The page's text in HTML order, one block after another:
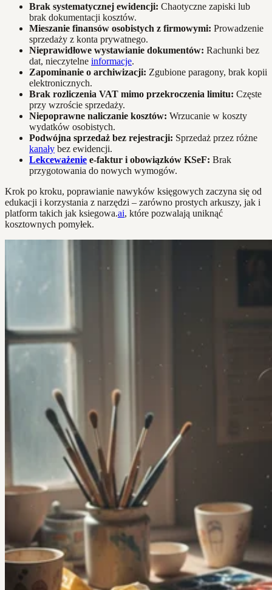
Brak systematycznej ewidencji: Chaotyczne zapiski lub
brak dokumentacji kosztów.
Mieszanie finansów osobistych z firmowymi: Prowadzenie
sprzedaży z konta prywatnego.
Nieprawidłowe wystawianie dokumentów: Rachunki bez
dat, nieczytelne informacje.
Zapominanie o archiwizacji: Zgubione paragony, brak kopii
elektronicznych.
Brak rozliczenia VAT mimo przekroczenia limitu: Częste
przy wzroście sprzedaży.
Niepoprawne naliczanie kosztów: Wrzucanie w koszty
wydatków osobistych.
Podwójna sprzedaż bez rejestracji: Sprzedaż przez różne
kanały bez ewidencji.
Lekceważenie e-faktur i obowiązków KSeF: Brak
przygotowania do nowych wymogów.
Krok po kroku, poprawianie nawyków księgowych zaczyna się od
edukacji i korzystania z narzędzi – zarówno prostych arkuszy, jak i
platform takich jak ksiegowa.ai, które pozwalają uniknąć
kosztownych pomyłek.